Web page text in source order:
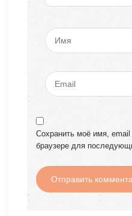
Сохранить моё имя,
браузере для